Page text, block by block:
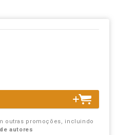
outras promoções, incluindo
autores